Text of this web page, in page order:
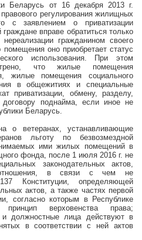
Беларусь от 16 декабря 2013 г.
регулирования жилищных
с заявлением о приватизации
вправе обратиться только
гражданином своего
оно приобретает статус
использования. При этом
что жилые помещения
жилые помещения социального
в общежитиях и специальные
приватизации, обмену, разделу,
поднайма, если иное не
Беларусь.
о ветеранах, устанавливающие
льготу по безвозмездной
ими жилых помещений в
фонда, после 1 июля 2016 г. не
законодательных актов,
в связи с чем не
Конституции, определяющей
актов, а также частях первой
согласно которым в Республике
принцип верховенства права;
и должностные лица действуют в
в соответствии с ней актов